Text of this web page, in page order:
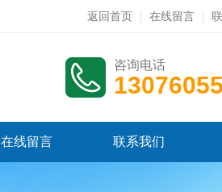
返回首页 在线留言
咨询电话
在线留言 联系我们